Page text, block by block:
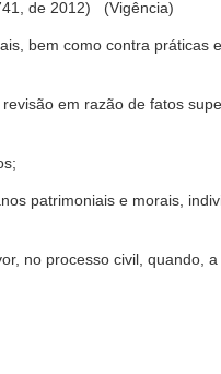
de 2012) (Vigência)
bem como contra práticas
em razão de fatos
patrimoniais e morais,
no processo civil, quando,